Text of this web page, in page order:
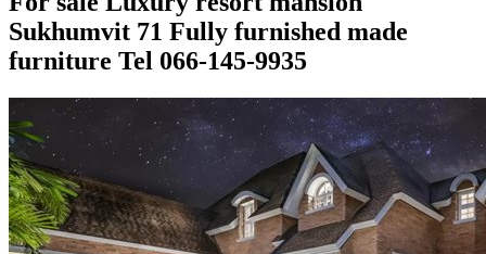
Sukhumvit 71 Fully furnished made
furniture Tel 066-145-9935